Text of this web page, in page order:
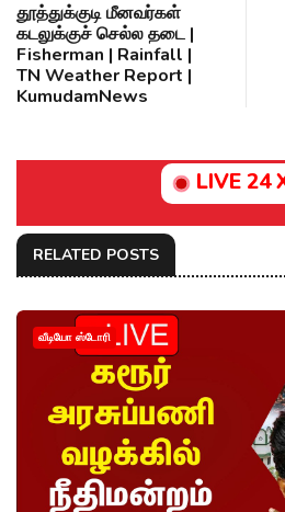
தூத்துக்குடி மீனவர்கள்
கடலுக்குச் செல்ல தடை |
Fisherman | Rainfall |
TN Weather Report |
KumudamNews
LIVE 24
RELATED POSTS
வீடியோ ஸ்டோரி